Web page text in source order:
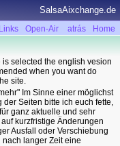
SalsaAixchange.de
Links Open-Air atrás Home
selected the english vesion
when you want do
site.
Im Sinne einer möglichst
Seiten bitte ich euch fette,
ganz aktuelle und sehr
kurzfristige Änderungen
Ausfall oder Verschiebung
langer Zeit eine